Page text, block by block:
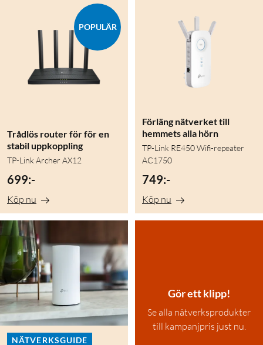
POPULÄR
Trådlös router för för en
stabil uppkoppling
TP-Link Archer AX12
699:-
Köp nu
Förläng nätverket till
hemmets alla hörn
TP-Link RE450 Wifi-repeater
AC1750
749:-
Köp nu
NÄTVERKSGUIDE
Gör ett klipp!
Se alla nätverksprodukter
till kampanjpris just nu.